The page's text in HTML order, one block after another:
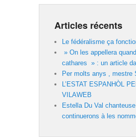
Articles récents
Le fédéralisme ça
» On les appellera
cathares » : un article
Per molts anys , mestre
L’ESTAT ESPANHÒL
VILAWEB
Estella Du Val
continuerons à les